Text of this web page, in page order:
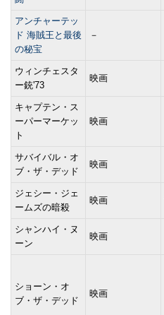
アンチャーテッ
ド 海賊王と最後
の秘宝
－
ウィンチェスタ
ー銃'73
映画
キャプテン・ス
ーパーマーケッ
ト
映画
サバイバル・オ
ブ・ザ・デッド
映画
ジェシー・ジェ
ームズの暗殺
映画
シャンハイ・ヌ
ーン
映画
ショーン・オ
ブ・ザ・デッド
映画